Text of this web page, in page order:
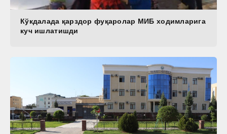
Кўкдалада қарздор фуқаролар МИБ ходимларига
куч ишлатишди